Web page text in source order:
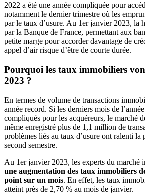
2022 a été une année compliquée pour
notamment le dernier trimestre où les
par le taux d’usure. Au 1er janvier 2023, la
par la Banque de France, permettant aux
petite marge pour accorder davantage de
appel d’air risque d’être de courte durée.
Pourquoi les taux immobiliers
2023 ?
En termes de volume de transactions
année record. Si les derniers mois de
compliqués pour les acquéreurs, le marché
même enregistré plus de 1,1 million de
problèmes liés au taux d’usure ont ralenti la
second semestre.
Au 1er janvier 2023, les experts du marché
une augmentation des taux immobiliers
point sur un mois. En effet, les taux
atteint près de 2,70 % au mois de janvier.